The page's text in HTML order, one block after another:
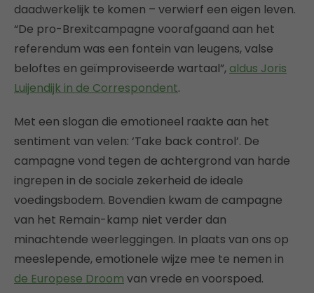
daadwerkelijk te komen – verwierf een eigen leven.
“De pro-Brexitcampagne voorafgaand aan het
referendum was een fontein van leugens, valse
beloftes en geïmproviseerde wartaal”, aldus Joris
Luijendijk in de Correspondent.
Met een slogan die emotioneel raakte aan het
sentiment van velen: ‘Take back control’. De
campagne vond tegen de achtergrond van harde
ingrepen in de sociale zekerheid de ideale
voedingsbodem. Bovendien kwam de campagne
van het Remain-kamp niet verder dan
minachtende weerleggingen. In plaats van ons op
meeslepende, emotionele wijze mee te nemen in
de Europese Droom van vrede en voorspoed.